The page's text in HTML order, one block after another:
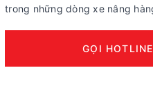
trong những dòng xe nâng
GỌI